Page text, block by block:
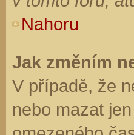
Nahoru
Jak změním
V případě, že
nebo mazat